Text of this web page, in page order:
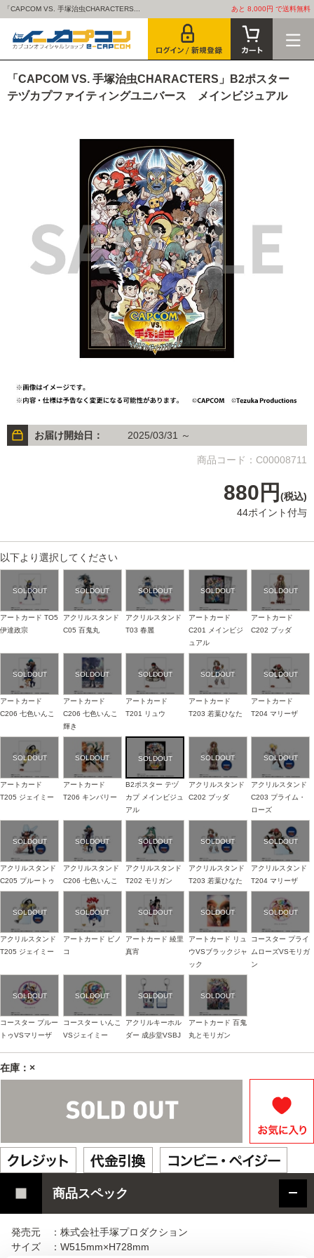
「CAPCOM VS. 手塚治虫CHARACTERS... あと 8,000円 で送料無料
「CAPCOM VS. 手塚治虫CHARACTERS」B2ポスター
テヅカプファイティングユニバース メインビジュアル
お届け開始日： 2025/03/31 ～
商品コード：C00008711
880円 (税込)
44ポイント付与
以下より選択してください
アートカード TO5
伊達政宗
アクリルスタンド
C05 百鬼丸
アクリルスタンド
T03 春麗
アートカード
C201 メインビジ
ュアル
アートカード
C202 ブッダ
アートカード
C206 七色いんこ
アートカード
C206 七色いんこ
輝き
アートカード
T201 リュウ
アートカード
T203 若葉ひなた
アートカード
T204 マリーザ
アートカード
T205 ジェイミー
アートカード
T206 キンバリー
B2ポスター テヅ
カプ メインビジュ
アル
アクリルスタンド
C202 ブッダ
アクリルスタンド
C203 プライム・
ローズ
アクリルスタンド
C205 プルートゥ
アクリルスタンド
C206 七色いんこ
アクリルスタンド
T202 モリガン
アクリルスタンド
T203 若葉ひなた
アクリルスタンド
T204 マリーザ
アクリルスタンド
T205 ジェイミー
アートカード ピノ
コ
アートカード 綾里
真宵
アートカード リュ
ウVSブラックジャ
ック
コースター プライ
ムローズVSモリガ
ン
コースター プルー
トゥVSマリーザ
コースター いんこ
VSジェイミー
アクリルキーホル
ダー 成歩堂VSBJ
アートカード 百鬼
丸とモリガン
在庫：×
商品スペック
発売元 ：株式会社手塚プロダクション
サイズ ：W515mm×H728mm